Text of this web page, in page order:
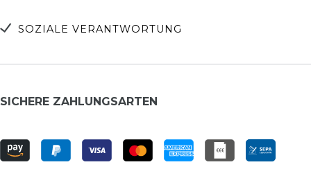
SOZIALE VERANTWORTUNG
SICHERE ZAHLUNGSARTEN